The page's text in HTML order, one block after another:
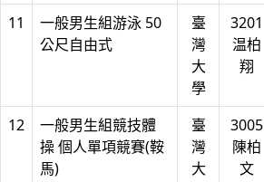
11
一般男生組游泳 50
公尺自由式
臺
灣
大
學
3201
温柏
翔
12
一般男生組競技體
操 個人單項競賽(鞍
馬)
臺
灣
大
3005
陳柏
文